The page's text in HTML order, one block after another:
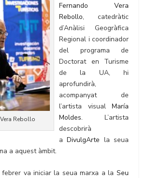
Rebollo
Fernando Vera
Rebollo, catedràtic
d’Anàlisi Geogràfica
Regional i coordinador
del programa de
Doctorat en Turisme
de la UA, hi
aprofundirà,
acompanyat de
l’artista visual María
Moldes. L’artista
descobrirà
aDivulgArte la seua
a aquest àmbit.
va iniciar la seua marxa a la Seu